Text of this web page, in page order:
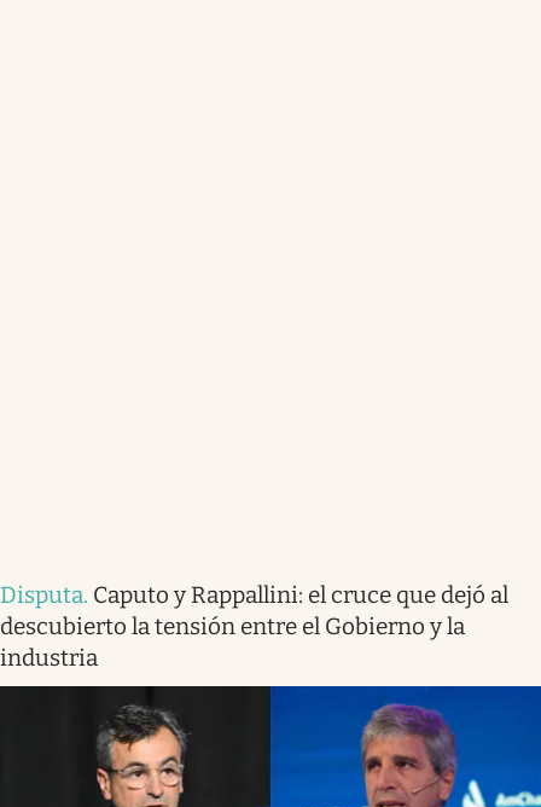
Disputa. Caputo y Rappallini: el cruce que dejó al
descubierto la tensión entre el Gobierno y la
industria